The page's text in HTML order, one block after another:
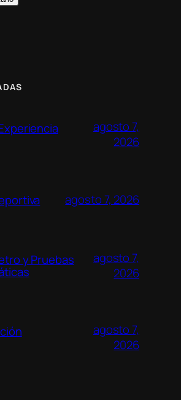
agosto 7,
2026
agosto 7, 2026
y Pruebas
agosto 7,
2026
agosto 7,
2026